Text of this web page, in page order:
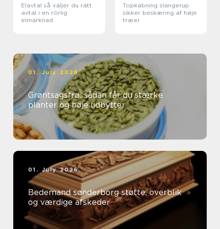
Elavtal så väljer du rätt
avtal i en rörlig
elmarknad
Topkabning slangerup
sikker beskæring af høje
træer
01. July 2026
Grøntsagsfrø: sådan får du stærke
planter og høje udbytter
01. July 2026
Bedemand sønderborg støtte, overblik
og værdige afskeder